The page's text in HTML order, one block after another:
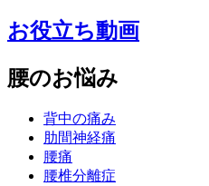
お役立ち動画
腰のお悩み
背中の痛み
肋間神経痛
腰痛
腰椎分離症